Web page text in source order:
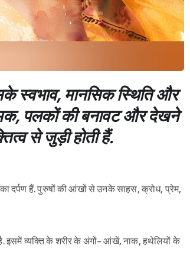
स्वभाव, मानसिक स्थिति और
पलकों की बनावट और देखने
से जुड़ी होती हैं.
दर्पण हैं. पुरुषों की आंखों से उनके साहस, क्रोध, प्रेम,
है. इसमें व्यक्ति के शरीर के अंगों- आंखें, नाक, हथेलियों के